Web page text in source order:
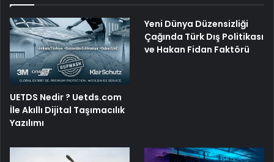
UETDS Nedir ? Uetds.com
İle Akıllı Dijital Taşımacılık
Yazılımı
Yeni Dünya Düzensizliği
Çağında Türk Dış Politikası
ve Hakan Fidan Faktörü